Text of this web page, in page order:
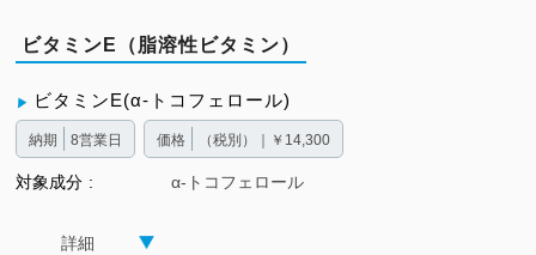
ビタミンE（脂溶性ビタミン）
ビタミンE(α-トコフェロール)
納期 8営業日 価格 （税別）｜￥14,300
対象成分 α-トコフェロール
詳細